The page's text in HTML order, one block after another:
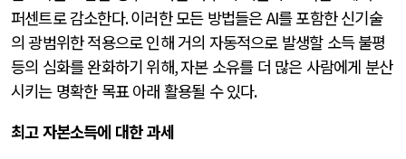
퍼센트로 감소한다.이러한 모든 방법들은AI를 포함한 신기술
의 광범위한 적용으로 인해 거의 자동적으로 발생할 소득 불평
등의 심화를 완화하기 위해,자본 소유를 더 많은 사람에게 분산
시키는 명확한 목표 아래 활용될 수 있다.
최고 자본소득에 대한 과세